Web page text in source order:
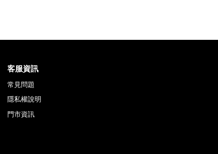
客服資訊
常見問題
隱私權說明
門市資訊